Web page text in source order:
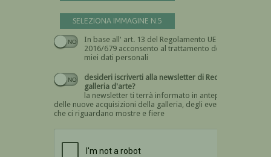
SELEZIONA IMMAGINE N.5
In base all' art. 13 del Regolamento UE n.
2016/679 acconsento al trattamento dei
miei dati personali
Devi dare il consenso
desideri iscriverti alla newsletter di Recta
galleria d'arte?
la newsletter ti terrà informato in anteprima
delle nuove acquisizioni della galleria, degli eventi
che ci riguardano mostre e fiere